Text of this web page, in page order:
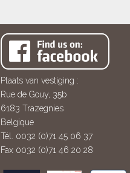
Plaats van vestiging :
Rue de Gouy, 35b
6183 Trazegnies
Belgique
Tél. 0032 (0)71 45 06 37
Fax 0032 (0)71 46 20 28